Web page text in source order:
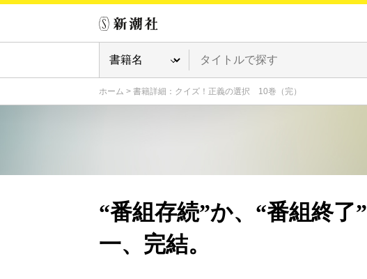
ホーム > 書籍詳細：クイズ！正義の選択 10巻（完）
“番組存続”か、“番組終
一、完結。